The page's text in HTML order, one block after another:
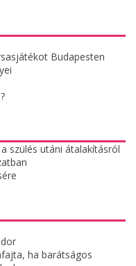
Budapesten
szülés utáni átalakításról
ha barátságos